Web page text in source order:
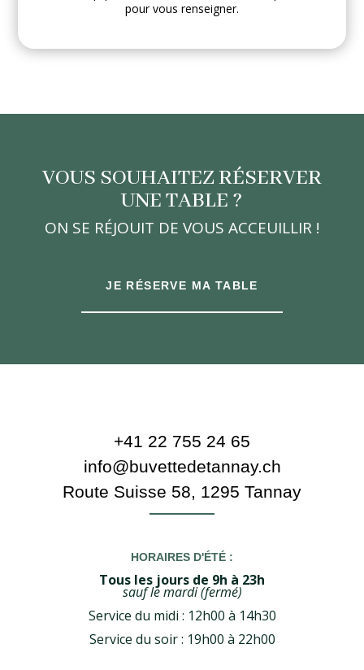
pour vous renseigner.
VOUS SOUHAITEZ RÉSERVER
UNE TABLE ?
ON SE RÉJOUIT DE VOUS ACCEUILLIR !
JE RÉSERVE MA TABLE
+41 22 755 24 65
info@buvettedetannay.ch
Route Suisse 58, 1295 Tannay
HORAIRES D'ÉTÉ :
Tous les jours de 9h à 23h
sauf le mardi (fermé)
Service du midi : 12h00 à 14h30
Service du soir : 19h00 à 22h00